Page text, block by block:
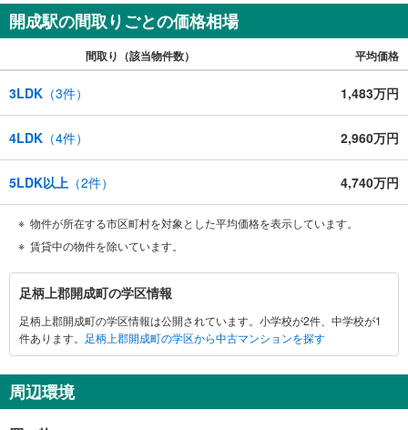
開成駅の間取りごとの価格相場
間取り（該当物件数） 平均価格
3LDK （3件） 1,483万円
4LDK （4件） 2,960万円
5LDK以上 （2件） 4,740万円
物件が所在する市区町村を対象とした平均価格を表示しています。
賃貸中の物件を除いています。
足
柄
上
郡
成
町
足柄上郡開成町の学区情報
足柄上郡開成町の学区情報は公開されています。小学校が2件、中学校が1
件あります。
足柄上郡開成町の学区から中古マンションを探す
周辺環境